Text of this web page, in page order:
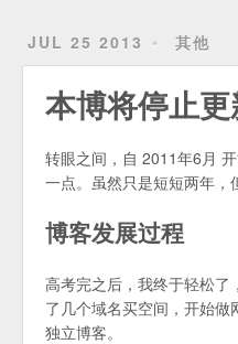
JUL 25 2013 其他
本博将停止
转眼之间，自 2011年6月
一点。虽然只是短短两年，
博客发展过程
高考完之后，我终于轻松
了几个域名买空间，开始
独立博客。